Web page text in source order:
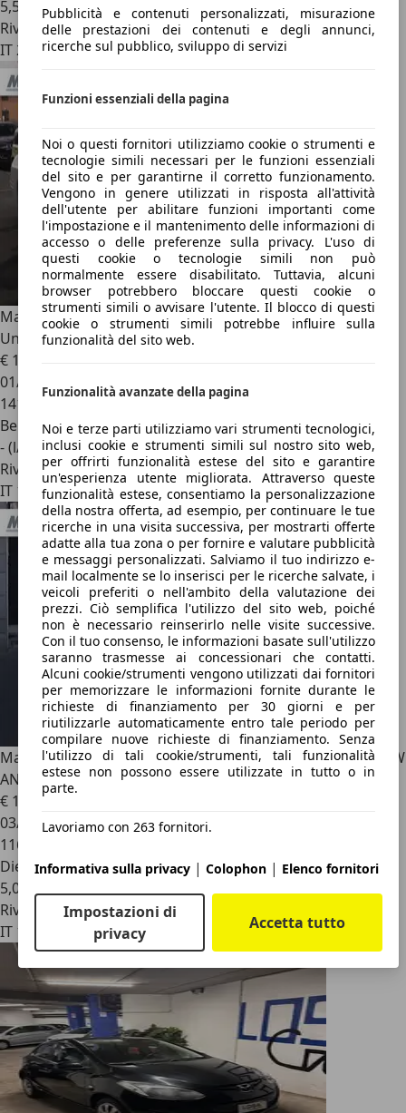
Pubblicità e contenuti personalizzati, misurazione
delle prestazioni dei contenuti e degli annunci,
ricerche sul pubblico, sviluppo di servizi
Funzioni essenziali della pagina
Noi o questi fornitori utilizziamo cookie o strumenti e
tecnologie simili necessari per le funzioni essenziali
del sito e per garantirne il corretto funzionamento.
Vengono in genere utilizzati in risposta all'attività
dell'utente per abilitare funzioni importanti come
l'impostazione e il mantenimento delle informazioni di
accesso o delle preferenze sulla privacy. L'uso di
questi cookie o tecnologie simili non può
normalmente essere disabilitato. Tuttavia, alcuni
browser potrebbero bloccare questi cookie o
strumenti simili o avvisare l'utente. Il blocco di questi
cookie o strumenti simili potrebbe influire sulla
funzionalità del sito web.
Funzionalità avanzate della pagina
Noi e terze parti utilizziamo vari strumenti tecnologici,
inclusi cookie e strumenti simili sul nostro sito web,
per offrirti funzionalità estese del sito e garantire
un'esperienza utente migliorata. Attraverso queste
funzionalità estese, consentiamo la personalizzazione
della nostra offerta, ad esempio, per continuare le tue
ricerche in una visita successiva, per mostrarti offerte
adatte alla tua zona o per fornire e valutare pubblicità
e messaggi personalizzati. Salviamo il tuo indirizzo e-
mail localmente se lo inserisci per le ricerche salvate, i
veicoli preferiti o nell'ambito della valutazione dei
prezzi. Ciò semplifica l'utilizzo del sito web, poiché
non è necessario reinserirlo nelle visite successive.
Con il tuo consenso, le informazioni basate sull'utilizzo
saranno trasmesse ai concessionari che contatti.
Alcuni cookie/strumenti vengono utilizzati dai fornitori
per memorizzare le informazioni fornite durante le
richieste di finanziamento per 30 giorni e per
riutilizzarle automaticamente entro tale periodo per
compilare nuove richieste di finanziamento. Senza
l'utilizzo di tali cookie/strumenti, tali funzionalità
estese non possono essere utilizzate in tutto o in
parte.
Lavoriamo con 263 fornitori.
Informativa sulla privacy | Colophon | Elenco fornitori
Impostazioni di
privacy
Accetta tutto
5,5 l/100 km (comb.)
Rivenditore
IT 20900
Mazda RX-7MAZDA RX-7 TURBO CABRIOLET ASI
Unicoproprietario
€ 16.900
01/1992
141.000 km
Benzina
- (l/100 km)
Rivenditore
IT 10143
Mazda CX-5Mazda CX-5 2.2L 150cv 2WD 6MT Exceed 110KW
ANNO 2018 GANCIO TRAINO
€ 13.900
03/2018
116.000 km
Diesel
5,0 l/100 km (comb.)
Rivenditore
IT 10143